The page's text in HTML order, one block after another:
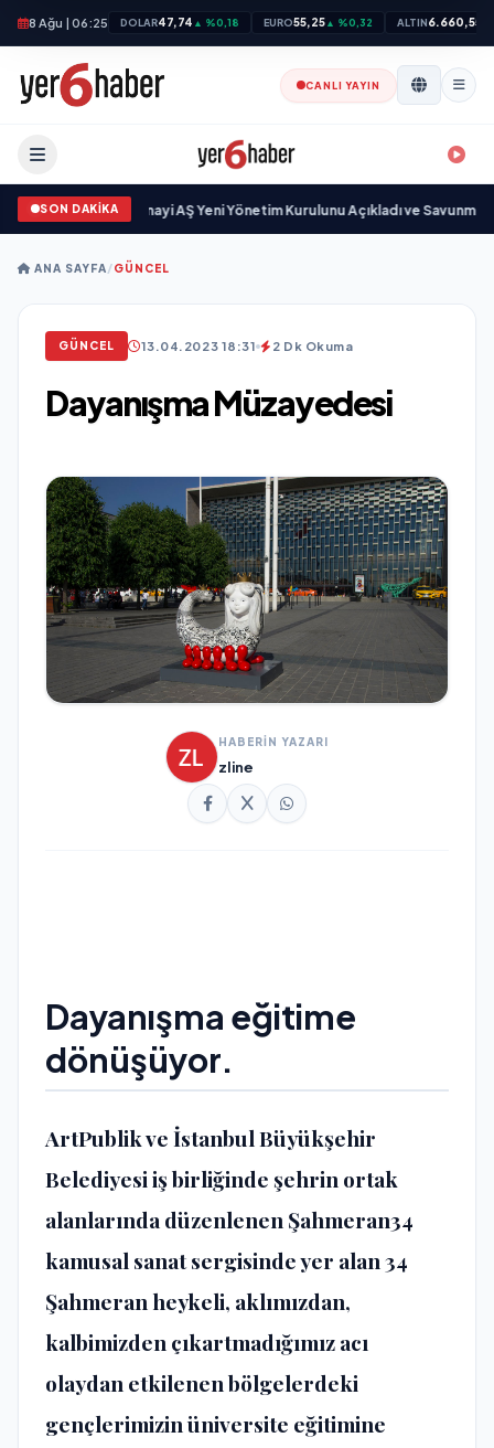
8 Ağu | 06:25 DOLAR47,74 ▲ %0,18 EURO55,25▲ %0,32 ALTIN6.660,55
CANLI YAYIN
SON DAKİKA
Savunma Sanayi AŞ Yeni Yönetim Kurulunu Açıkladı ve Savunma
ANA SAYFA/GÜNCEL
GÜNCEL 13.04.2023 18:31 2 Dk Okuma
Dayanışma Müzayedesi
HABERİN YAZARI
zline
Dayanışma eğitime
dönüşüyor.
ArtPublik ve İstanbul Büyükşehir
Belediyesi iş birliğinde şehrin ortak
alanlarında düzenlenen Şahmeran34
kamusal sanat sergisinde yer alan 34
Şahmeran heykeli, aklımızdan,
kalbimizden çıkartmadığımız acı
olaydan etkilenen bölgelerdeki
gençlerimizin üniversite eğitimine